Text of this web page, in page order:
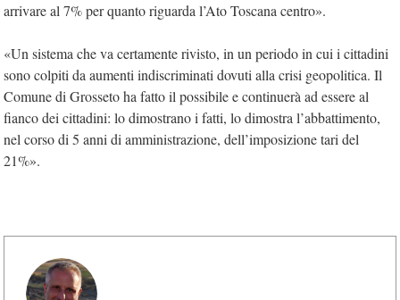
arrivare al 7% per quanto riguarda l’Ato Toscana centro».
«Un sistema che va certamente rivisto, in un periodo in cui i cittadini
sono colpiti da aumenti indiscriminati dovuti alla crisi geopolitica. Il
Comune di Grosseto ha fatto il possibile e continuerà ad essere al
fianco dei cittadini: lo dimostrano i fatti, lo dimostra l’abbattimento,
nel corso di 5 anni di amministrazione, dell’imposizione tari del
21%».